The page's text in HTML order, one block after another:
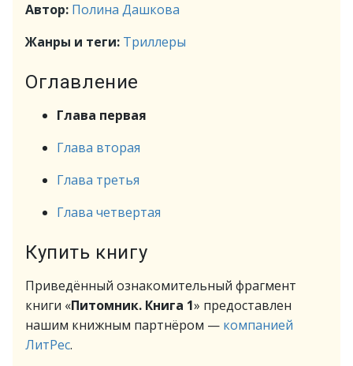
Автор: Полина Дашкова
Жанры и теги: Триллеры
Оглавление
Глава первая
Глава вторая
Глава третья
Глава четвертая
Купить книгу
Приведённый ознакомительный фрагмент
книги «Питомник. Книга 1» предоставлен
нашим книжным партнёром — компанией
ЛитРес.